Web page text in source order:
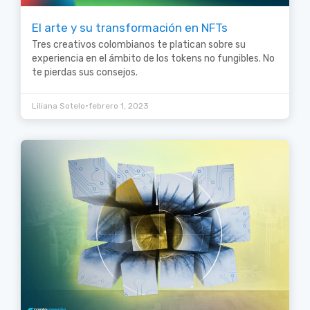
El arte y su transformación en NFTs
Tres creativos colombianos te platican sobre su
experiencia en el ámbito de los tokens no fungibles. No
te pierdas sus consejos.
Liliana Sotelo•febrero 1, 2023